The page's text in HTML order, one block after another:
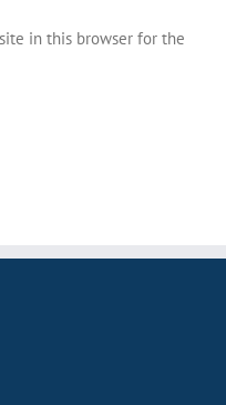
in this browser for the